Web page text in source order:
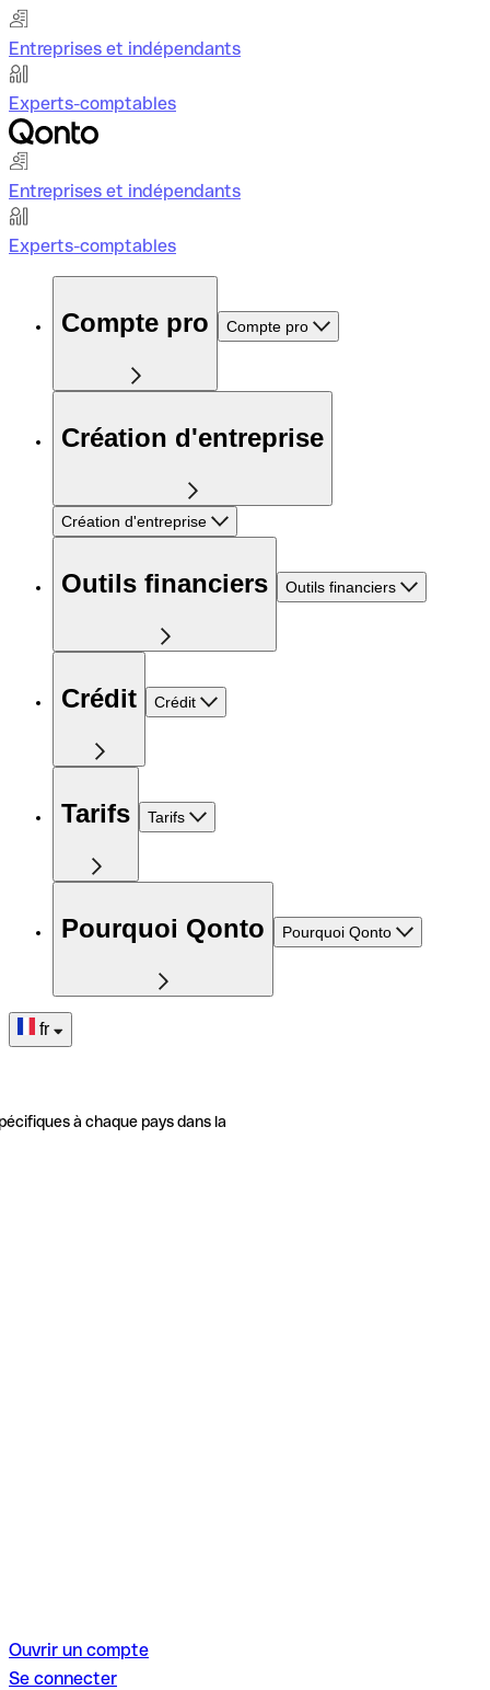
Entreprises et indépendants
Experts-comptables
Entreprises et indépendants
Experts-comptables
Compte pro Compte pro
Création d'entreprise
Création d'entreprise
Outils financiers Outils financiers
Crédit Crédit
Tarifs Tarifs
Pourquoi Qonto Pourquoi Qonto
fr
à chaque pays dans la
Ouvrir un compte
Se connecter